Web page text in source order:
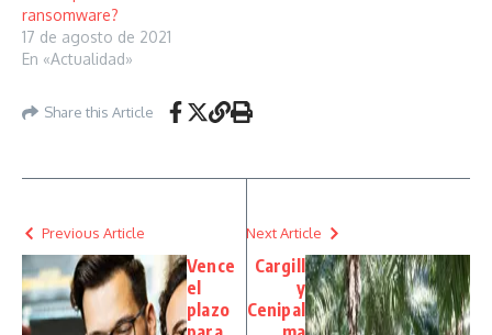
ransomware?
17 de agosto de 2021
En «Actualidad»
Share this Article
Previous Article
Vence
el
plazo
Next Article
Cargill
y
Cenipal